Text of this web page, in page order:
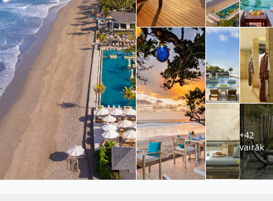
+42
vairāk